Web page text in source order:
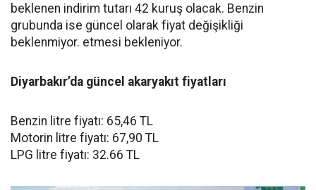
beklenen indirim tutarı 42 kuruş olacak. Benzin
grubunda ise güncel olarak fiyat değişikliği
beklenmiyor. etmesi bekleniyor.
Diyarbakır’da güncel akaryakıt fiyatları
Benzin litre fiyatı: 65,46 TL
Motorin litre fiyatı: 67,90 TL
LPG litre fiyatı: 32.66 TL